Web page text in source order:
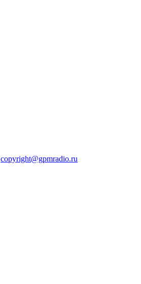
copyright@gpmradio.ru